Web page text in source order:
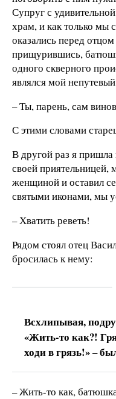
Супруг с
храм, и как только мы
оказались перед
прищурившись,
одного скверного
являлся мой
– Ты, парень, сам
С этими словами
В другой раз я
своей приятельницей,
женщиной и оставил
святыми иконами, мы
– Хватить реветь!
Рядом стоял отец
бросилась к нему:
Всхлипывая,
«Жить-то как?!
ходи в грязь!» –
– Жить-то как,